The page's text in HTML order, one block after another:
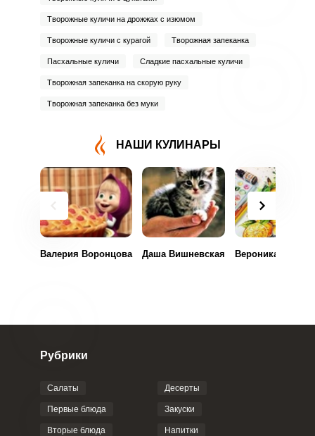
Творожные куличи на дрожжах с изюмом
Творожные куличи с курагой Творожная запеканка
Пасхальные куличи Сладкие пасхальные куличи
Творожная запеканка на скорую руку
Творожная запеканка без муки
НАШИ КУЛИНАРЫ
Валерия Воронцова Даша Вишневская Вероника Ильина
Рубрики
Салаты
Первые блюда
Вторые блюда
Десерты
Закуски
Напитки